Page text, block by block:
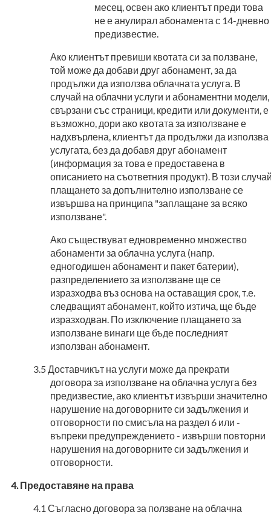
месец, освен ако клиентът преди това
не е анулирал абонамента с 14-дневно
предизвестие.
Ако клиентът превиши квотата си за ползване,
той може да добави друг абонамент, за да
продължи да използва облачната услуга. В
случай на облачни услуги и абонаментни модели,
свързани със страници, кредити или документи, е
възможно, дори ако квотата за използване е
надхвърлена, клиентът да продължи да използва
услугата, без да добавя друг абонамент
(информация за това е предоставена в
описанието на съответния продукт). В този
плащането за допълнително използване се
извършва на принципа "заплащане за всяко
използване".
Ако съществуват едновременно множество
абонаменти за облачна услуга (напр.
едногодишен абонамент и пакет батерии),
разпределението за използване ще се
изразходва въз основа на оставащия срок, т.е.
следващият абонамент, който изтича, ще бъде
изразходван. По изключение плащането за
използване винаги ще бъде последният
използван абонамент.
Доставчикът на услуги може да прекрати
договора за използване на облачна услуга без
предизвестие, ако клиентът извърши значително
нарушение на договорните си задължения и
отговорности по смисъла на раздел 6 или -
въпреки предупреждението - извърши повторни
нарушения на договорните си задължения и
отговорности.
Предоставяне на права
Съгласно договора за ползване на облачна